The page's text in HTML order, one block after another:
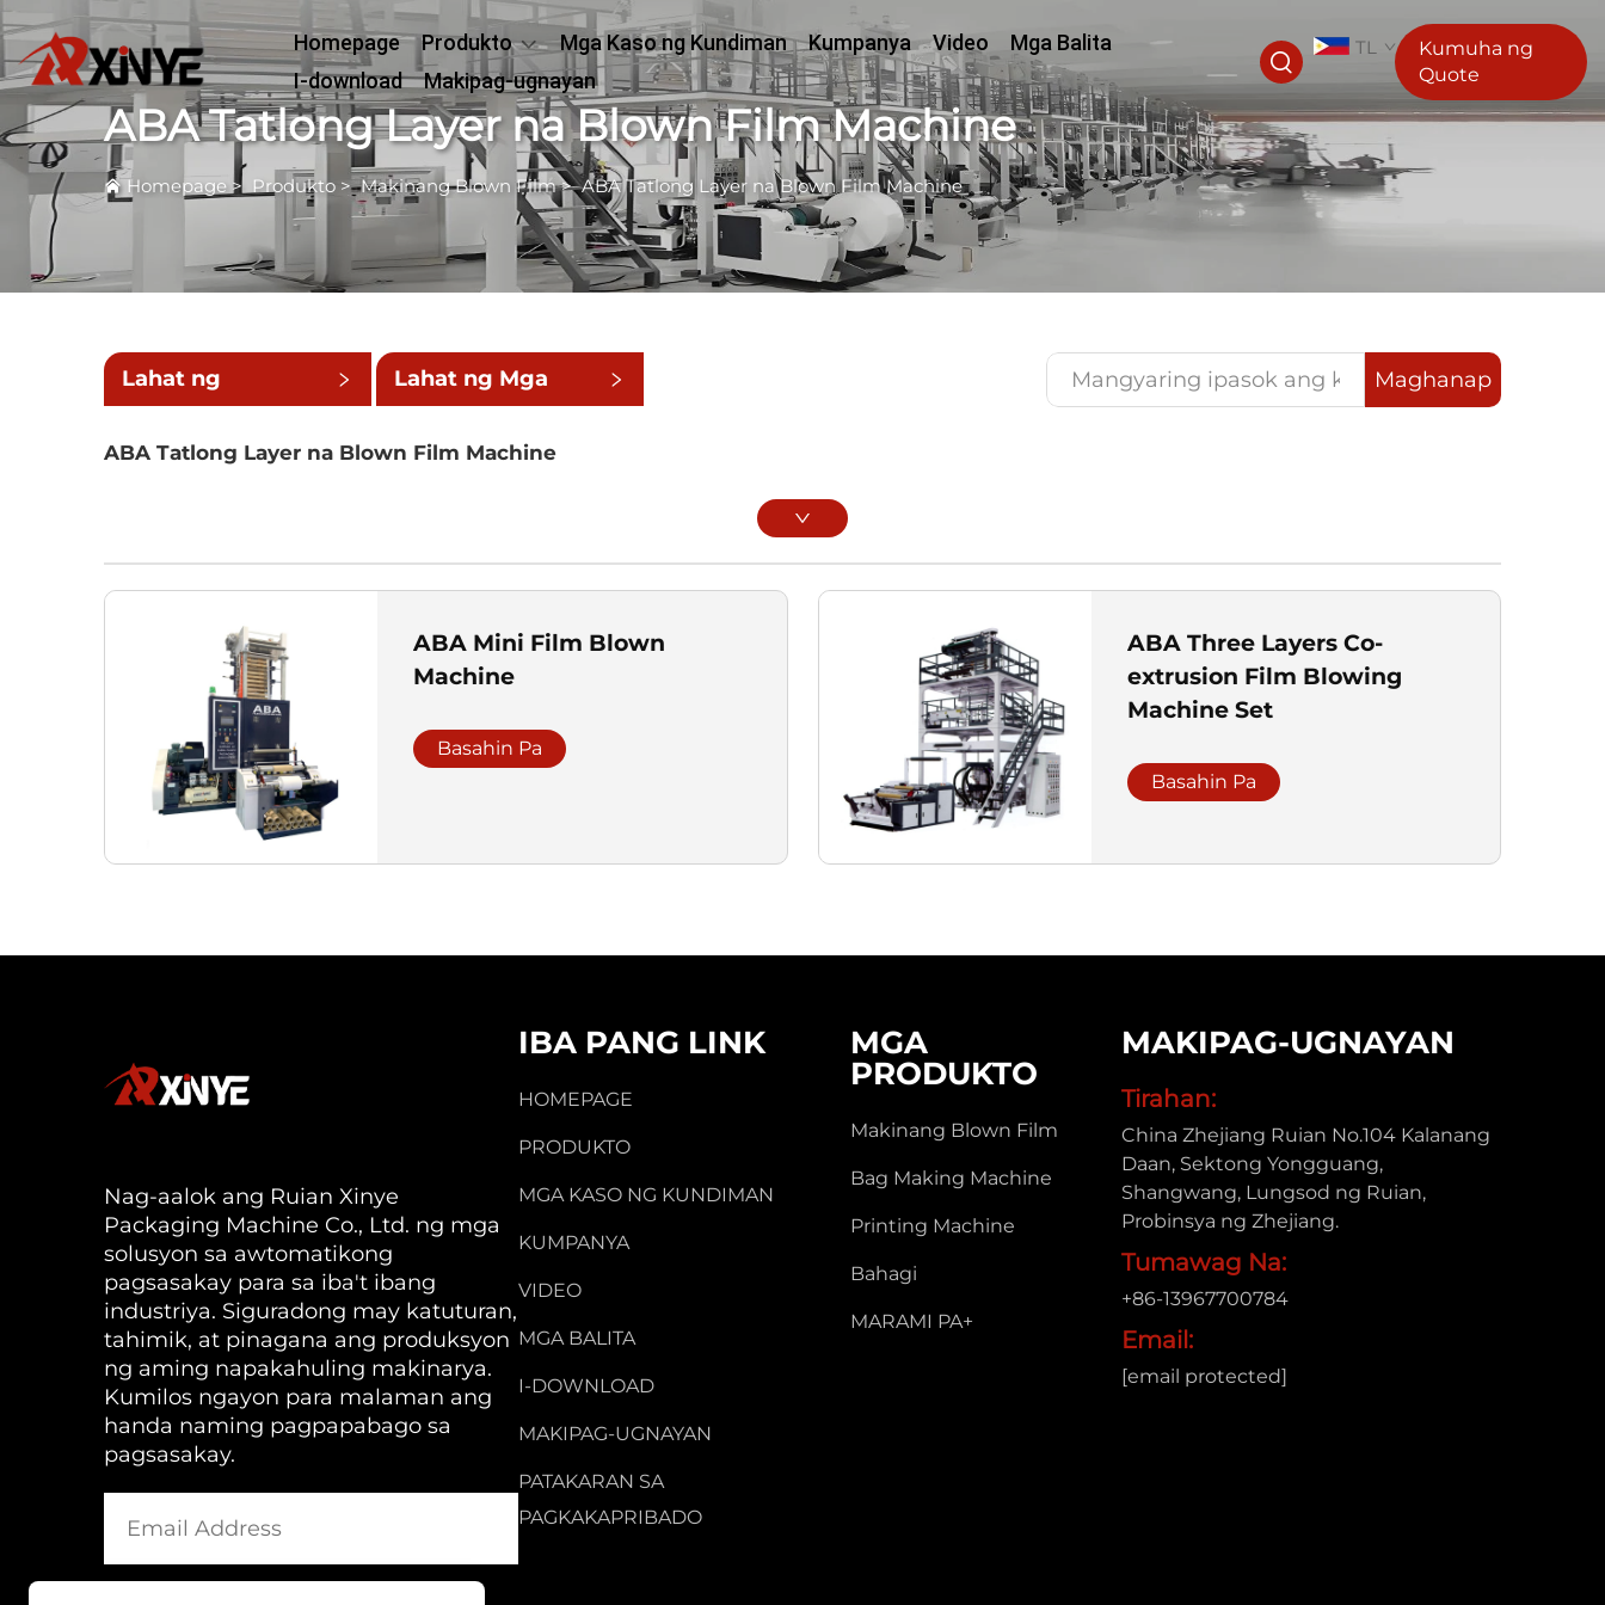
Homepage Produkto Mga Kaso ng Kundiman Kumpanya Video
Mga Balita
I-download
Makipag-ugnayan
TL
Kumuha ng
Quote
ABA Tatlong Layer na Blown Film Machine
Homepage > Produkto >Makinang Blown Film>ABA Tatlong Layer na Blown Film Machine
Lahat ng Lahat ng Mga Maghanap
ABA Tatlong Layer na Blown Film Machine
ABA Mini Film Blown
Machine
Basahin Pa
ABA Three Layers Co-
extrusion Film Blowing
Machine Set
Basahin Pa
Nag-aalok ang Ruian Xinye
Packaging Machine Co., Ltd. ng mga
solusyon sa awtomatikong
pagsasakay para sa iba't ibang
industriya. Siguradong may katuturan,
tahimik, at pinagana ang produksyon
ng aming napakahuling makinarya.
Kumilos ngayon para malaman ang
handa naming pagpapabago sa
pagsasakay.
IBA PANG LINK
HOMEPAGE
PRODUKTO
MGA KASO NG KUNDIMAN
KUMPANYA
VIDEO
MGA BALITA
I-DOWNLOAD
MAKIPAG-UGNAYAN
PATAKARAN SA
PAGKAKAPRIBADO
MGA
PRODUKTO
Makinang Blown Film
Bag Making Machine
Printing Machine
Bahagi
MARAMI PA+
MAKIPAG-UGNAYAN
Tirahan:
China Zhejiang Ruian No.104 Kalanang
Daan, Sektong Yongguang,
Shangwang, Lungsod ng Ruian,
Probinsya ng Zhejiang.
Tumawag Na:
+86-13967700784
Email:
[email protected]